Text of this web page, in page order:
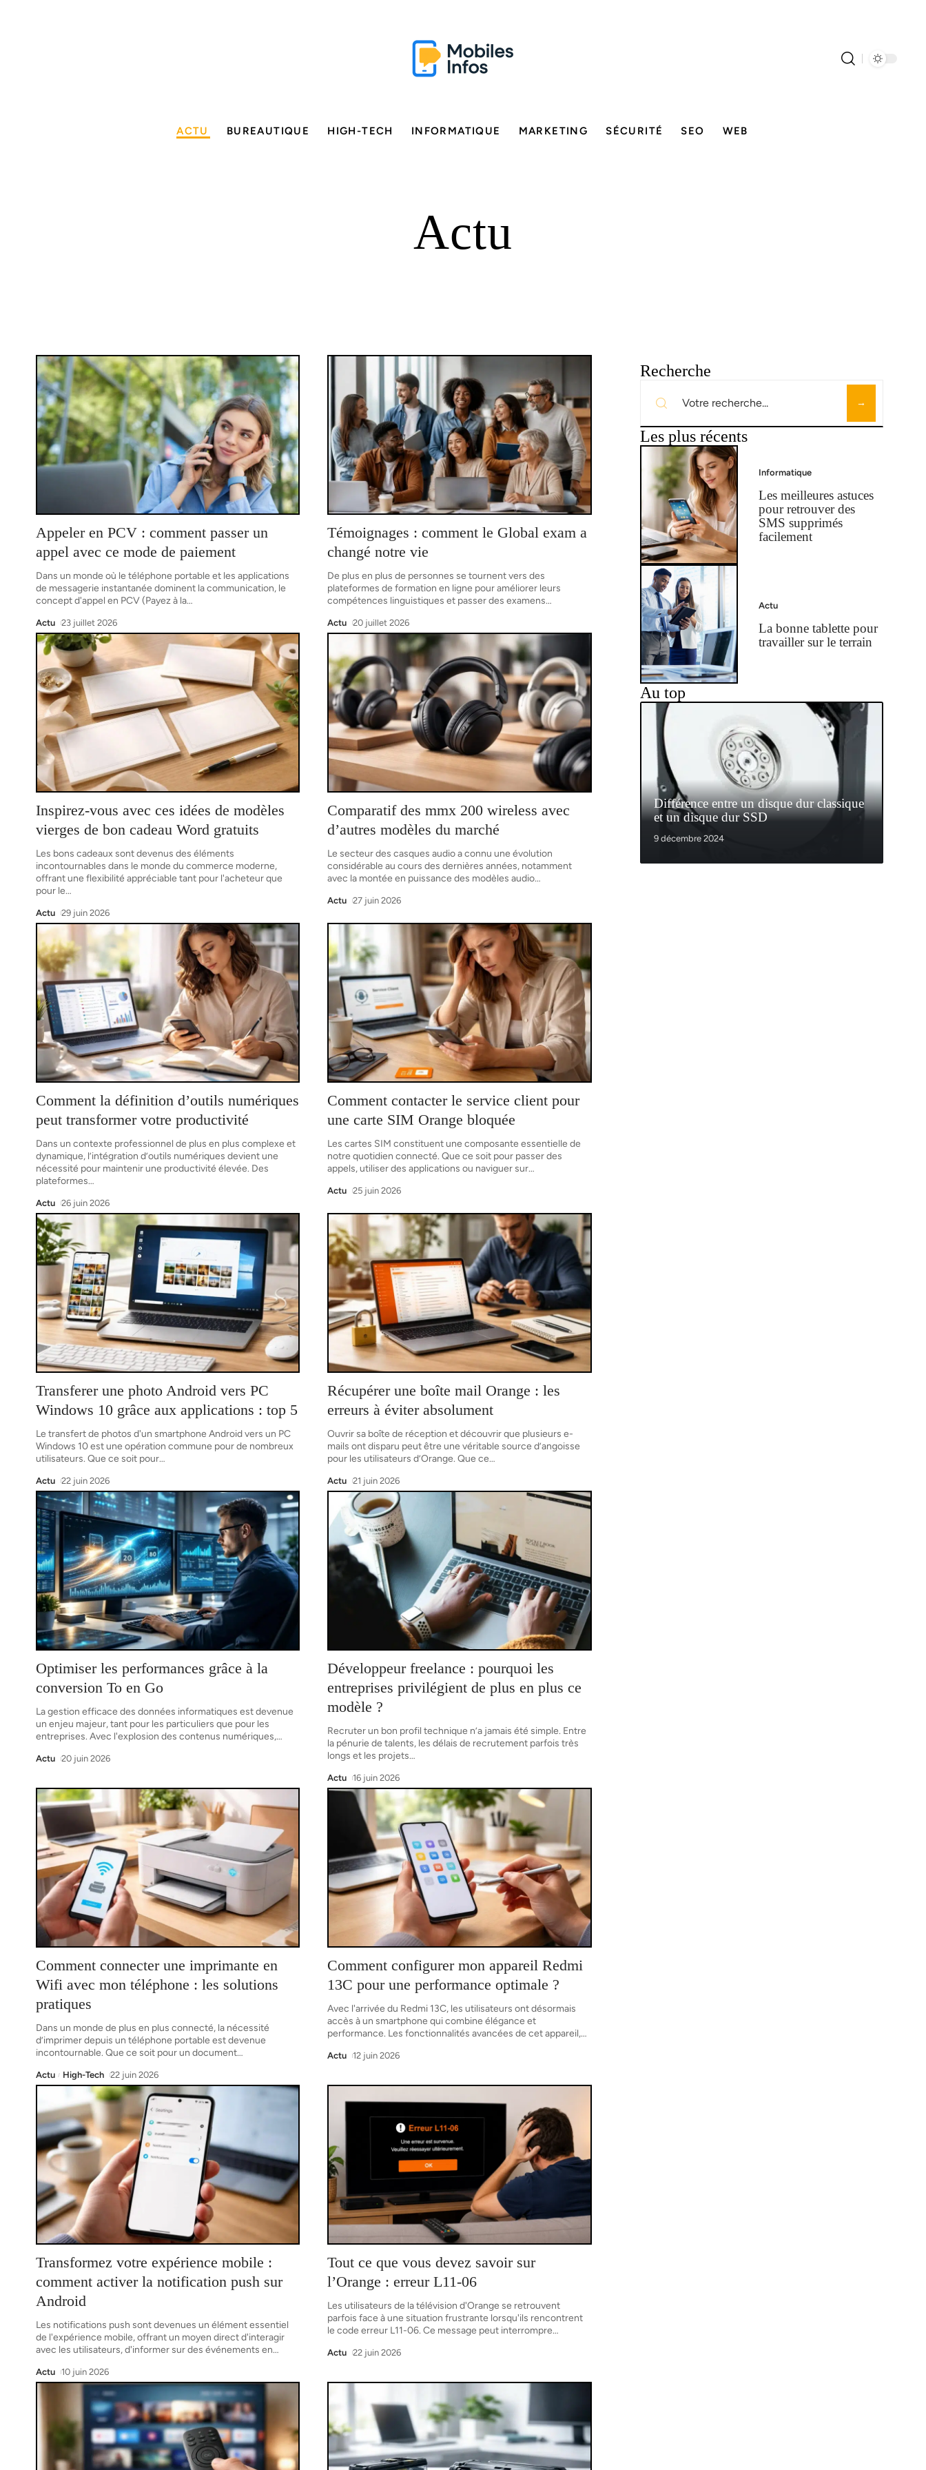
ACTU BUREAUTIQUE HIGH-TECH INFORMATIQUE MARKETING SÉCURITÉ SEO WEB
Actu
Appeler en PCV : comment passer un
appel avec ce mode de paiement
Dans un monde où le téléphone portable et les applications
de messagerie instantanée dominent la communication, le
concept d'appel en PCV (Payez à la…
Actu 23 juillet 2026
Témoignages : comment le Global exam a
changé notre vie
De plus en plus de personnes se tournent vers des
plateformes de formation en ligne pour améliorer leurs
compétences linguistiques et passer des examens…
Actu 20 juillet 2026
Inspirez-vous avec ces idées de modèles
vierges de bon cadeau Word gratuits
Les bons cadeaux sont devenus des éléments
incontournables dans le monde du commerce moderne,
offrant une flexibilité appréciable tant pour l'acheteur que
pour le…
Actu 29 juin 2026
Comparatif des mmx 200 wireless avec
d’autres modèles du marché
Le secteur des casques audio a connu une évolution
considérable au cours des dernières années, notamment
avec la montée en puissance des modèles audio…
Actu 27 juin 2026
Comment la définition d’outils numériques
peut transformer votre productivité
Dans un contexte professionnel de plus en plus complexe et
dynamique, l’intégration d’outils numériques devient une
nécessité pour maintenir une productivité élevée. Des
plateformes…
Actu 26 juin 2026
Comment contacter le service client pour
une carte SIM Orange bloquée
Les cartes SIM constituent une composante essentielle de
notre quotidien connecté. Que ce soit pour passer des
appels, utiliser des applications ou naviguer sur…
Actu 25 juin 2026
Transferer une photo Android vers PC
Windows 10 grâce aux applications : top 5
Le transfert de photos d'un smartphone Android vers un PC
Windows 10 est une opération commune pour de nombreux
utilisateurs. Que ce soit pour…
Actu 22 juin 2026
Récupérer une boîte mail Orange : les
erreurs à éviter absolument
Ouvrir sa boîte de réception et découvrir que plusieurs e-
mails ont disparu peut être une véritable source d’angoisse
pour les utilisateurs d’Orange. Que ce…
Actu 21 juin 2026
Optimiser les performances grâce à la
conversion To en Go
La gestion efficace des données informatiques est devenue
un enjeu majeur, tant pour les particuliers que pour les
entreprises. Avec l'explosion des contenus numériques,…
Actu 20 juin 2026
Développeur freelance : pourquoi les
entreprises privilégient de plus en plus ce
modèle ?
Recruter un bon profil technique n’a jamais été simple. Entre
la pénurie de talents, les délais de recrutement parfois très
longs et les projets…
Actu 16 juin 2026
Comment connecter une imprimante en
Wifi avec mon téléphone : les solutions
pratiques
Dans un monde de plus en plus connecté, la nécessité
d’imprimer depuis un téléphone portable est devenue
incontournable. Que ce soit pour un document…
Actu High-Tech 22 juin 2026
Comment configurer mon appareil Redmi
13C pour une performance optimale ?
Avec l'arrivée du Redmi 13C, les utilisateurs ont désormais
accès à un smartphone qui combine élégance et
performance. Les fonctionnalités avancées de cet appareil,…
Actu 12 juin 2026
Transformez votre expérience mobile :
comment activer la notification push sur
Android
Les notifications push sont devenues un élément essentiel
de l'expérience mobile, offrant un moyen direct d'interagir
avec les utilisateurs, d'informer sur des événements en…
Actu 10 juin 2026
Tout ce que vous devez savoir sur
l’Orange : erreur L11-06
Les utilisateurs de la télévision d'Orange se retrouvent
parfois face à une situation frustrante lorsqu'ils rencontrent
le code erreur L11-06. Ce message peut interrompre…
Actu 22 juin 2026
Recherche
Les plus récents
Informatique
Les meilleures astuces
pour retrouver des
SMS supprimés
facilement
Actu
La bonne tablette pour
travailler sur le terrain
Au top
Différence entre un disque dur classique
et un disque dur SSD
9 décembre 2024